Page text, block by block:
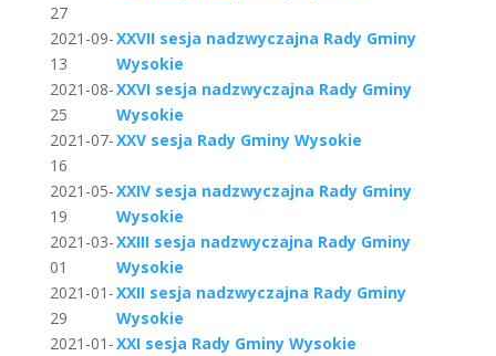
27
2021-09-
13
XXVII sesja nadzwyczajna Rady Gminy
Wysokie
2021-08-
25
XXVI sesja nadzwyczajna Rady Gminy
Wysokie
2021-07-
16
XXV sesja Rady Gminy Wysokie
2021-05-
19
XXIV sesja nadzwyczajna Rady Gminy
Wysokie
2021-03-
01
XXIII sesja nadzwyczajna Rady Gminy
Wysokie
2021-01-
29
XXII sesja nadzwyczajna Rady Gminy
Wysokie
2021-01-XXI sesja Rady Gminy Wysokie